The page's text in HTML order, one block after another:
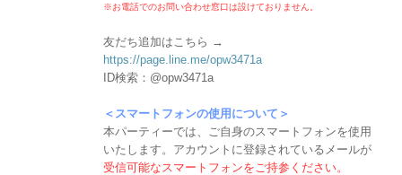
※お電話でのお問い合わせ窓口は設けておりません。
友だち追加はこちら →
https://page.line.me/opw3471a
ID検索：@opw3471a
＜スマートフォンの使用について＞
本パーティーでは、ご自身のスマートフォンを使用
いたします。アカウントに登録されているメールが
受信可能なスマートフォンをご持参ください。